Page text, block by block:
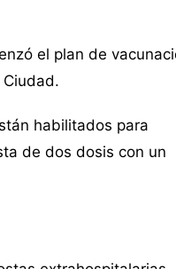
el plan de
habilitados para
de dos dosis con un